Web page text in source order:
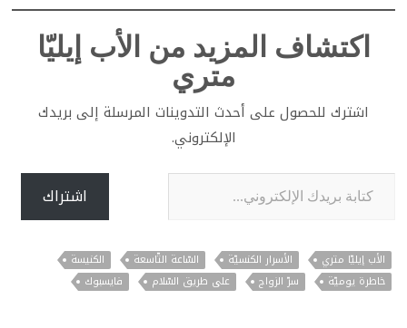
اكتشاف المزيد من الأب إيليّا
متري
اشترك للحصول على أحدث التدوينات المرسلة إلى بريدك
الإلكتروني.
كتابة بريدك الإلكتروني...
اشتراك
الأب إيليّا متري الأسرار الكنسيّة السّاعة التّاسعة
الكنيسة
خاطرة يوميّة
سرّ الزواج على طريق السّلام فايسبوك